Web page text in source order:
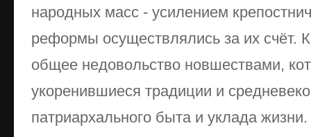
народных масс - усилением
реформы осуществлялись за их счёт.
общее недовольство новшествами,
укоренившиеся традиции и
патриархального быта и уклада жизни.